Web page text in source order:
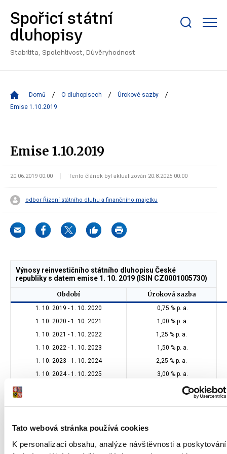
Tato webová stránka používá cookies
K personalizaci obsahu, analýze návštěvnosti a poskytování
Spořicí státní
dluhopisy
Stabilita, Spolehlivost, Důvěryhodnost
Domů O dluhopisech
Úrokové sazby
Emise 1.10.2019
Emise 1.10.2019
20.06.2019 00:00 Tento článek byl aktualizován 20.8.2025 00:00
odbor Řízení státního dluhu a finančního majetku
Období Úroková sazba
Výnosy reinvestičního státního dluhopisu České
republiky s datem emise 1. 10. 2019 (ISIN CZ0001005730)
1. 10. 2019 - 1. 10. 2020
0,75 % p. a.
1. 10. 2020 - 1. 10. 2021
1,00 % p. a.
1. 10. 2021 - 1. 10. 2022
1,25 % p. a.
1. 10. 2022 - 1. 10. 2023
1,50 % p. a.
1. 10. 2023 - 1. 10. 2024
2,25 % p. a.
1. 10. 2024 - 1. 10. 2025
3,00 % p. a.
1. 10. 2019 - 1. 10. 2020
3,89761 % p. a.